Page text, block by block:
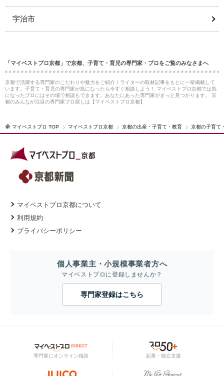
宇治市
「マイベストプロ京都」で京都、子育て・育児の専門家・プロをご覧のみなさまへ
京都で活躍する専門家のこだわりや魅力をご紹介！ライターの取材記事をもとに一挙掲載して
います。子育て・育児の専門家が気になったら今すぐ相談しよう！ マイベストプロ京都では気
になったプロにはその場で相談もできます。あなたにあった専門家がきっと見つかります。 京
都のみんなが注目の専門家プロ探しは【マイベストプロ京都】
マイベストプロ TOP マイベストプロ京都 京都の出産・子育て・教育 京都の子育て
マイベストプロ京都について
利用規約
プライバシーポリシー
個人事業主・小規模事業者方へ
マイベストプロに登録しませんか？
専門家登録はこちら
専門家にオンライン相談 起業・独立支援